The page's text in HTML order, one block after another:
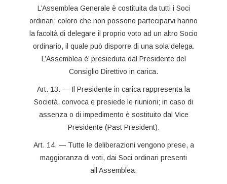
L’Assemblea Generale è costituita da tutti i Soci
ordinari; coloro che non possono parteciparvi hanno
la facoltà di delegare il proprio voto ad un altro Socio
ordinario, il quale può disporre di una sola delega.
L’Assemblea è’ presieduta dal Presidente del
Consiglio Direttivo in carica.
Art. 13. — Il Presidente in carica rappresenta la
Società, convoca e presiede le riunioni; in caso di
assenza o di impedimento è sostituito dal Vice
Presidente (Past President).
Art. 14. — Tutte le deliberazioni vengono prese, a
maggioranza di voti, dai Soci ordinari presenti
all’Assemblea.